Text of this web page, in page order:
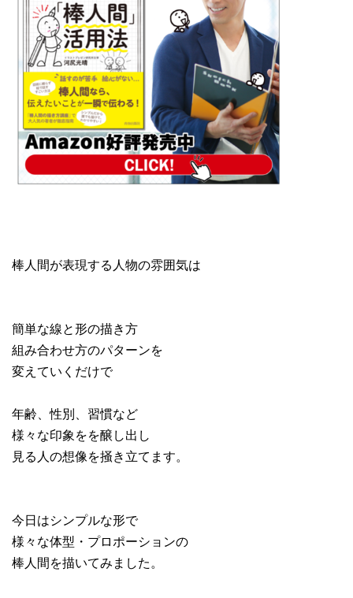
棒人間が表現する人物の雰囲気は
簡単な線と形の描き方
組み合わせ方のパターンを
変えていくだけで
年齢、性別、習慣など
様々な印象をを醸し出し
見る人の想像を掻き立てます。
今日はシンプルな形で
様々な体型・プロポーションの
棒人間を描いてみました。